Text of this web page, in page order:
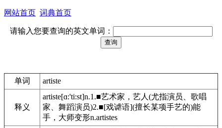
网站首页 词典首页
请输入您要查询的英文单词：
单词 artiste
释义
artiste[ɑ:'ti:st]n.1.■艺术家，艺人(尤指演员、歌唱
家、舞蹈演员)2.■[戏谑语](擅长某项手艺的)能
手，大师变形n.artistes